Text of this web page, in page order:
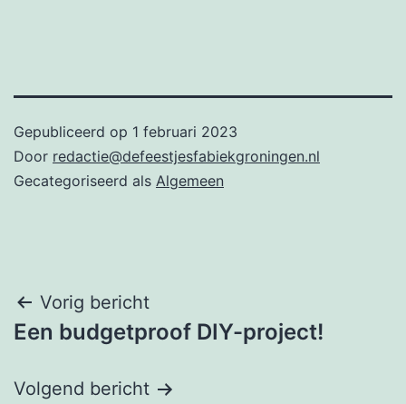
Gepubliceerd op 1 februari 2023
Door redactie@defeestjesfabiekgroningen.nl
Gecategoriseerd als Algemeen
Bericht
navigatie
Vorig bericht
Een budgetproof DIY-project!
Volgend bericht